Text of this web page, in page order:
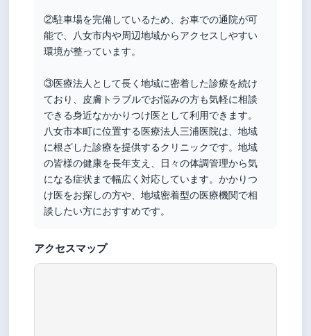
②駐車場を完備しているため、お車での通院が可
能で、八女市内や周辺地域からアクセスしやすい
環境が整っています。
③医療法人として長く地域に密着した診療を続け
ており、皮膚トラブルでお悩みの方も気軽に相談
できる身近なかかりつけ医として利用できます。
八女市本町に位置する医療法人三浦医院は、地域
に根ざした診療を提供するクリニックです。地域
の皆様の健康を長年支え、日々の体調管理から気
になる症状まで幅広く対応しています。かかりつ
け医をお探しの方や、地域密着型の医療機関で相
談したい方におすすめです。
アクセスマップ